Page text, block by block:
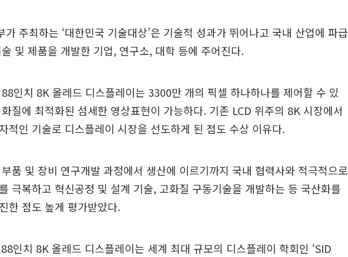
가 주최하는 ‘대한민국 기술대상’은 기술적 성과가 뛰어나고 국내 산업에 파급
및 제품을 개발한 기업, 연구소, 대학 등에 주어진다.
인치 8K 올레드 디스플레이는 3300만 개의 픽셀 하나하나를 제어할 수 있
질에 최적화된 섬세한 영상표현이 가능하다. 기존 LCD 위주의 8K 시장에서
적인 기술로 디스플레이 시장을 선도하게 된 점도 수상 이유다.
품 및 장비 연구개발 과정에서 생산에 이르기까지 국내 협력사와 적극적으로
극복하고 혁신공정 및 설계 기술, 고화질 구동기술을 개발하는 등 국산화를
한 점도 높게 평가받았다.
인치 8K 올레드 디스플레이는 세계 최대 규모의 디스플레이 학회인 ‘SID